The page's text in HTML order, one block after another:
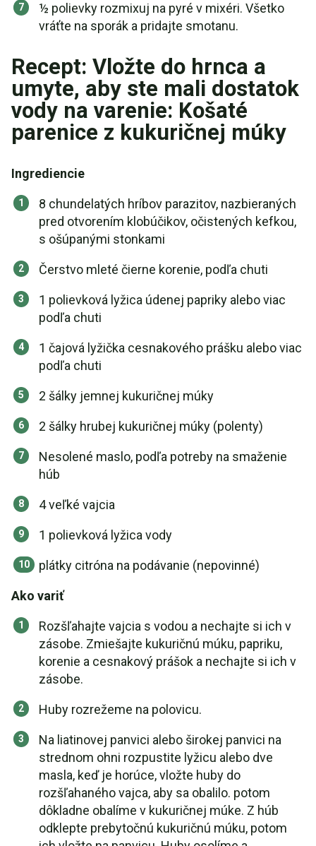
½ polievky rozmixuj na pyré v mixéri. Všetko
vráťte na sporák a pridajte smotanu.
Recept: Vložte do hrnca a
umyte, aby ste mali dostatok
vody na varenie: Košaté
parenice z kukuričnej múky
Ingrediencie
8 chundelatých hríbov parazitov, nazbieraných
pred otvorením klobúčikov, očistených kefkou,
s ošúpanými stonkami
Čerstvo mleté čierne korenie, podľa chuti
1 polievková lyžica údenej papriky alebo viac
podľa chuti
1 čajová lyžička cesnakového prášku alebo viac
podľa chuti
2 šálky jemnej kukuričnej múky
2 šálky hrubej kukuričnej múky (polenty)
Nesolené maslo, podľa potreby na smaženie
húb
4 veľké vajcia
1 polievková lyžica vody
plátky citróna na podávanie (nepovinné)
Ako variť
Rozšľahajte vajcia s vodou a nechajte si ich v
zásobe. Zmiešajte kukuričnú múku, papriku,
korenie a cesnakový prášok a nechajte si ich v
zásobe.
Huby rozrežeme na polovicu.
Na liatinovej panvici alebo širokej panvici na
strednom ohni rozpustite lyžicu alebo dve
masla, keď je horúce, vložte huby do
rozšľahaného vajca, aby sa obalilo. potom
dôkladne obalíme v kukuričnej múke. Z húb
odklepte prebytočnú kukuričnú múku, potom